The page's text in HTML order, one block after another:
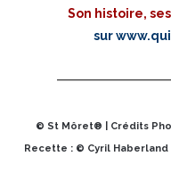
Son histoire,
sur
© St Môret® | Crédits
Recette : © Cyril